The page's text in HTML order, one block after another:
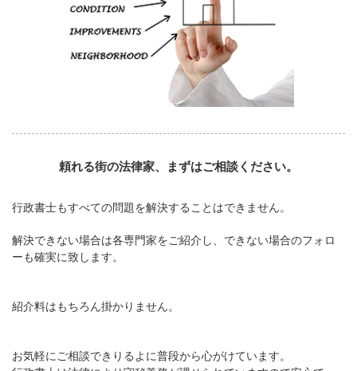
頼れる街の法律家、まずはご相談ください。
行政書士もすべての問題を解決することはできません。
解決できない場合は各専門家をご紹介し、できない場合のフォロ
ーも確実に致します。
紹介料はもちろん掛かりません。
お気軽にご相談できりるよに普段から心がけています。